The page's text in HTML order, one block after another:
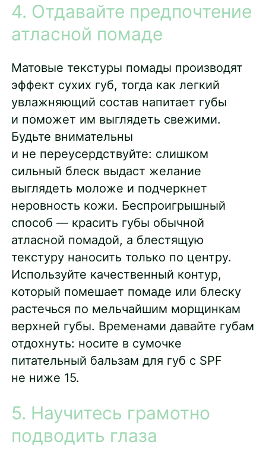
4. Отдавайте предпочтение
атласной помаде
Матовые текстуры помады производят
эффект сухих губ, тогда как легкий
увлажняющий состав напитает губы
и поможет им выглядеть свежими.
Будьте внимательны
и не переусердствуйте: слишком
сильный блеск выдаст желание
выглядеть моложе и подчеркнет
неровность кожи. Беспроигрышный
способ — красить губы обычной
атласной помадой, а блестящую
текстуру наносить только по центру.
Используйте качественный контур,
который помешает помаде или блеску
растечься по мельчайшим морщинкам
верхней губы. Временами давайте губам
отдохнуть: носите в сумочке
питательный бальзам для губ с SPF
не ниже 15.
5. Научитесь грамотно
подводить глаза